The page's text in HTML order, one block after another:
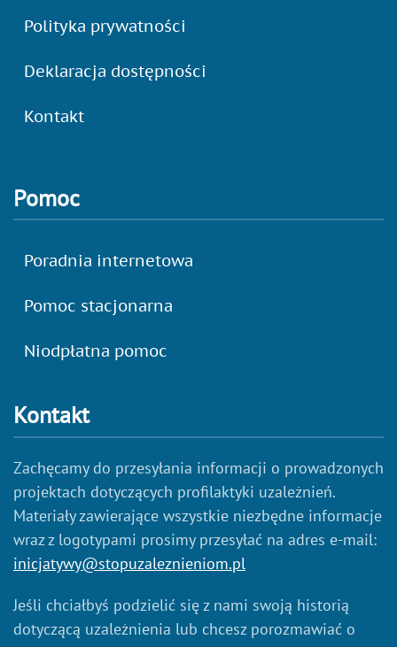
Polityka prywatności
Deklaracja dostępności
Kontakt
Pomoc
Poradnia internetowa
Pomoc stacjonarna
Niodpłatna pomoc
Kontakt
Zachęcamy do przesyłania informacji o prowadzonych
projektach dotyczących profilaktyki uzależnień.
Materiały zawierające wszystkie niezbędne informacje
wraz z logotypami prosimy przesyłać na adres e-mail:
inicjatywy@stopuzaleznieniom.pl
Jeśli chciałbyś podzielić się z nami swoją historią
dotyczącą uzależnienia lub chcesz porozmawiać o